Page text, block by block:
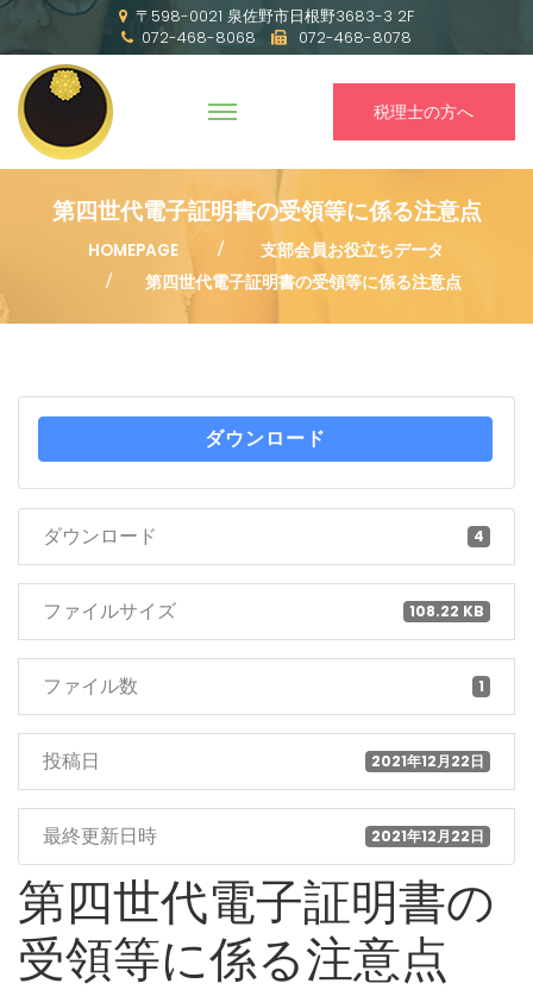
〒598-0021 泉佐野市日根野3683-3 2F
072-468-8068
072-468-8078
税理士の方へ
第四世代電子証明書の受領等に係る注意点
HOMEPAGE
支部会員お役立ちデータ
第四世代電子証明書の受領等に係る注意点
ダウンロード
ダウンロード 4
ファイルサイズ 108.22 KB
ファイル数 1
投稿日 2021年12月22日
最終更新日時 2021年12月22日
第四世代電子証明書の
受領等に係る注意点